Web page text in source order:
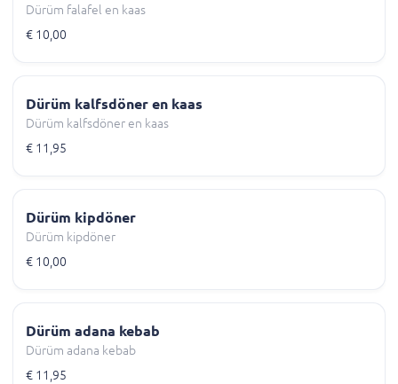
Dürüm falafel en kaas
€ 10,00
Dürüm kalfsdöner en kaas
Dürüm kalfsdöner en kaas
€ 11,95
Dürüm kipdöner
Dürüm kipdöner
€ 10,00
Dürüm adana kebab
Dürüm adana kebab
€ 11,95